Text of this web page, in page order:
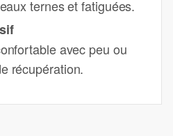
ternes et fatiguées.
avec peu ou
récupération.